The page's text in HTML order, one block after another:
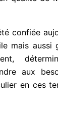
confiée
mais aussi
aux
en ces